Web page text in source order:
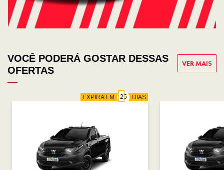
VOCÊ PODERÁ GOSTAR DESSAS
OFERTAS
VER MAIS
EXPIRA EM DIAS